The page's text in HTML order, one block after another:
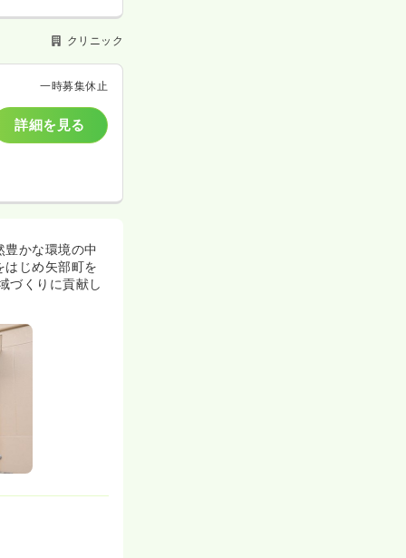
クリニック
一時募集休止
詳細を見る
かな環境の中
じめ矢部町を
づくりに貢献し